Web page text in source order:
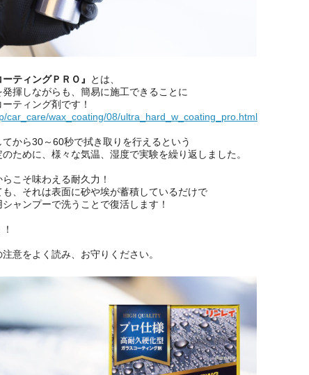
ティングＰＲＯ』
とは、
揮しながらも、簡易に施工できることに
ティング剤です！
car_care/wax_coating/08/ultra_hard_w_coating_pro.html
から30～60秒で拭き取りを行えるという
ために、様々な気温、湿度で実験を繰り返しました。
こそ味わえる耐久力！
、それは表面に砂や埃が蓄積しているだけで
ャンプーで洗うことで復活します！
意をよく読み、お守りください。